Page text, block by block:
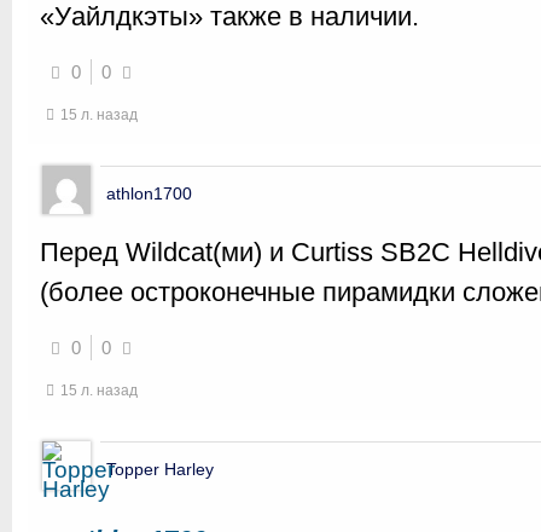
«Уайлдкэты» также в наличии.
0 0
15 л. назад
athlon1700
Перед Wildcat(ми) и Curtiss SB2C
(более остроконечные пирамидки
0 0
15 л. назад
Topper Harley